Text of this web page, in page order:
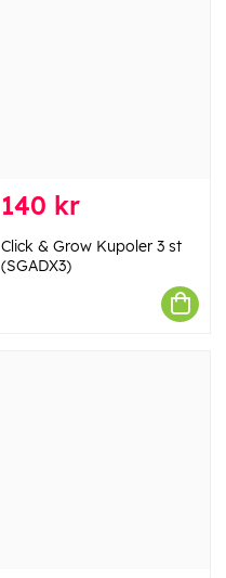
140 kr
Click & Grow Kupoler 3 st
(SGADX3)